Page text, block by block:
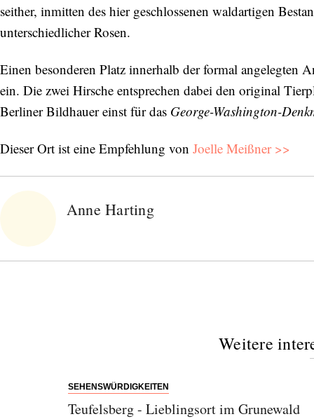
seither, inmitten des hier geschlossenen waldartigen
unterschiedlicher Rosen.
Einen besonderen Platz innerhalb der formal angelegten
ein. Die zwei Hirsche entsprechen dabei den original
Berliner Bildhauer einst für das George-Washington-
Dieser Ort ist eine Empfehlung von Joelle Meißner >>
Anne Harting
Weitere
SEHENSWÜRDIGKEITEN
Teufelsberg - Lieblingsort im Grunewald